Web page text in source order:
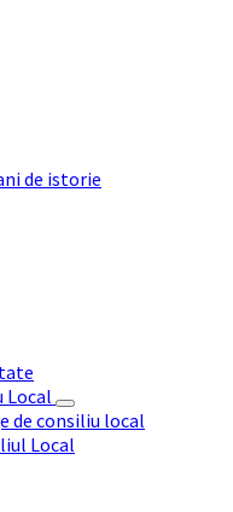
de istorie
Local
de consiliu local
Local